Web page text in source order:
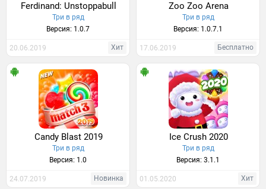
Ferdinand: Unstoppabull
Три в ряд
Версия: 1.0.7
20.06.2019 Хит
Zoo Zoo Arena
Три в ряд
Версия: 1.0.7.1
17.06.2019 Бесплатно
Candy Blast 2019
Три в ряд
Версия: 1.0
24.07.2019 Новинка
Ice Crush 2020
Три в ряд
Версия: 3.1.1
01.05.2020 Хит